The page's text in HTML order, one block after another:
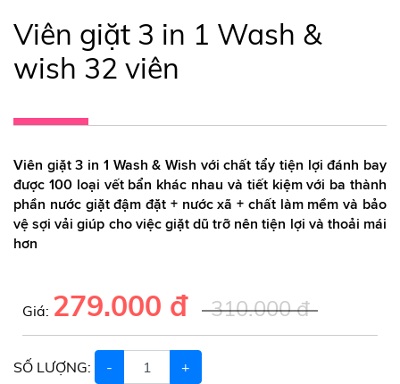
Viên giặt 3 in 1 Wash &
wish 32 viên
Viên giặt 3 in 1 Wash & Wish với chất tẩy tiện lợi đánh bay
được 100 loại vết bẩn khác nhau và tiết kiệm với ba thành
phần nước giặt đậm đặt + nước xã + chất làm mềm và bảo
vệ sợi vải giúp cho việc giặt dũ trỡ nên tiện lợi và thoải mái
hơn
Giá: 279.000 đ 310.000 đ
SỐ LƯỢNG: - +